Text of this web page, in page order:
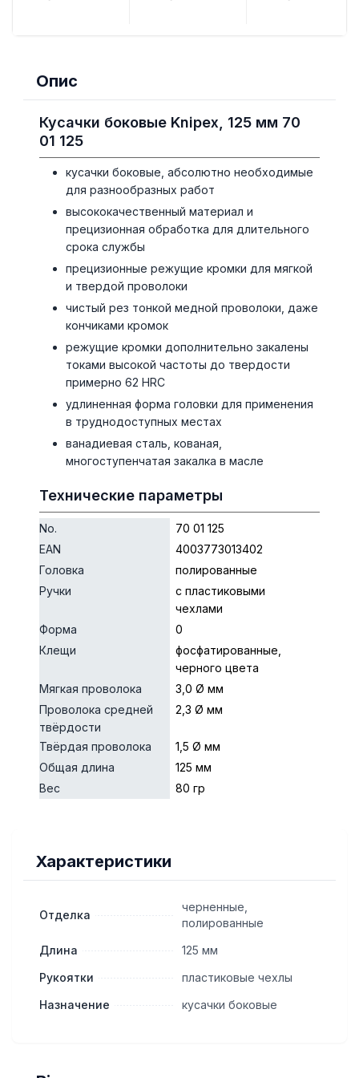
Опис
Кусачки боковые Knipex, 125 мм 70
01 125
кусачки боковые, абсолютно необходимые
для разнообразных работ
высококачественный материал и
прецизионная обработка для длительного
срока службы
прецизионные режущие кромки для мягкой
и твердой проволоки
чистый рез тонкой медной проволоки, даже
кончиками кромок
режущие кромки дополнительно закалены
токами высокой частоты до твердости
примерно 62 HRC
удлиненная форма головки для применения
в труднодоступных местах
ванадиевая сталь, кованая,
многоступенчатая закалка в масле
Технические параметры
No.
70 01 125
EAN
4003773013402
Головка
полированные
Ручки
с пластиковыми
чехлами
Форма
0
Клещи
фосфатированные,
черного цвета
Мягкая проволока
3,0 Ø мм
Проволока средней
твёрдости
2,3 Ø мм
Твёрдая проволока
1,5 Ø мм
Общая длина
125 мм
Вес
80 гр
Характеристики
Отделка
черненные,
полированные
Длина
125 мм
Рукоятки
пластиковые чехлы
Назначение
кусачки боковые